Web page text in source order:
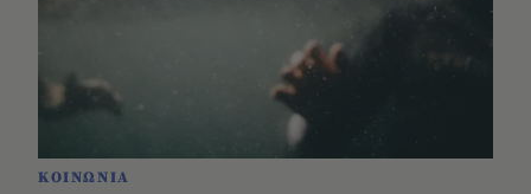
ΚΟΙΝΩΝΙΑ